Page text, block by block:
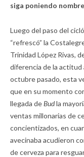
siga poniendo
Luego del paso del
“refrescó” la
Trinidad López Rivas,
diferencia de la actitud
octubre pasado, esta
que en su momento
llegada deBudla
ventas millonarias de
concientizados, en
avecinaba acudieron
de cerveza para